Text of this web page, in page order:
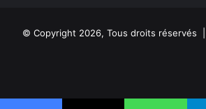
© Copyright 2026, Tous droits réservés |